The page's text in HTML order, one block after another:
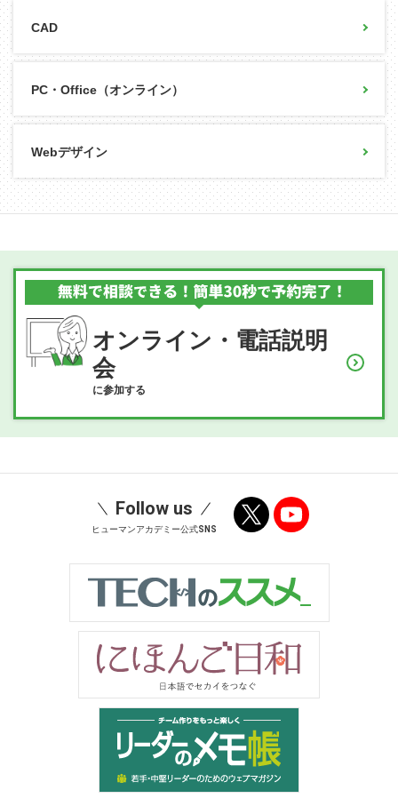
CAD
PC・Office（オンライン）
Webデザイン
オンライン・電話説明
会
に参加する
Follow us
ヒューマンアカデミー公式SNS